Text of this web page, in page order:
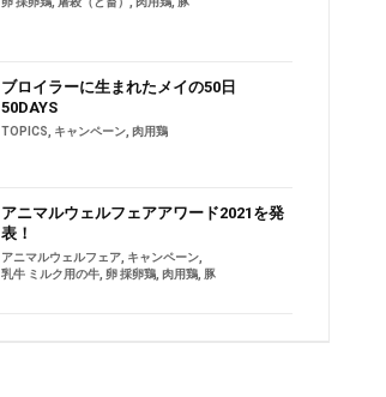
ブロイラーに生まれたメイの50日
50DAYS
TOPICS キャンペーン ,肉用鶏
アニマルウェルフェアアワード2021を発
表！
アニマルウェルフェア キャンペーン
乳牛 ミルク用の牛 卵 採卵鶏 ,肉用鶏 豚